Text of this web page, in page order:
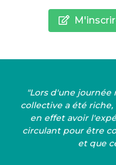
"Lors d'une
collective a été
en effet avoir
circulant pour être
et que